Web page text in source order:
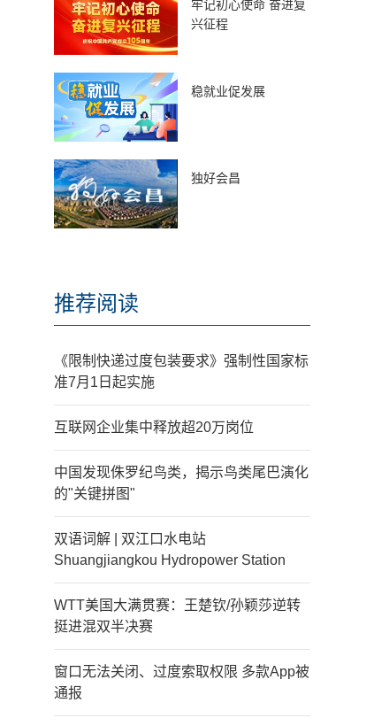
牢记初心使命 奋进复
兴征程
稳就业促发展
独好会昌
推荐阅读
《限制快递过度包装要求》强制性国家标
准7月1日起实施
互联网企业集中释放超20万岗位
中国发现侏罗纪鸟类，揭示鸟类尾巴演化
的"关键拼图"
双语词解 | 双江口水电站
Shuangjiangkou Hydropower Station
WTT美国大满贯赛：王楚钦/孙颖莎逆转
挺进混双半决赛
窗口无法关闭、过度索取权限 多款App被
通报